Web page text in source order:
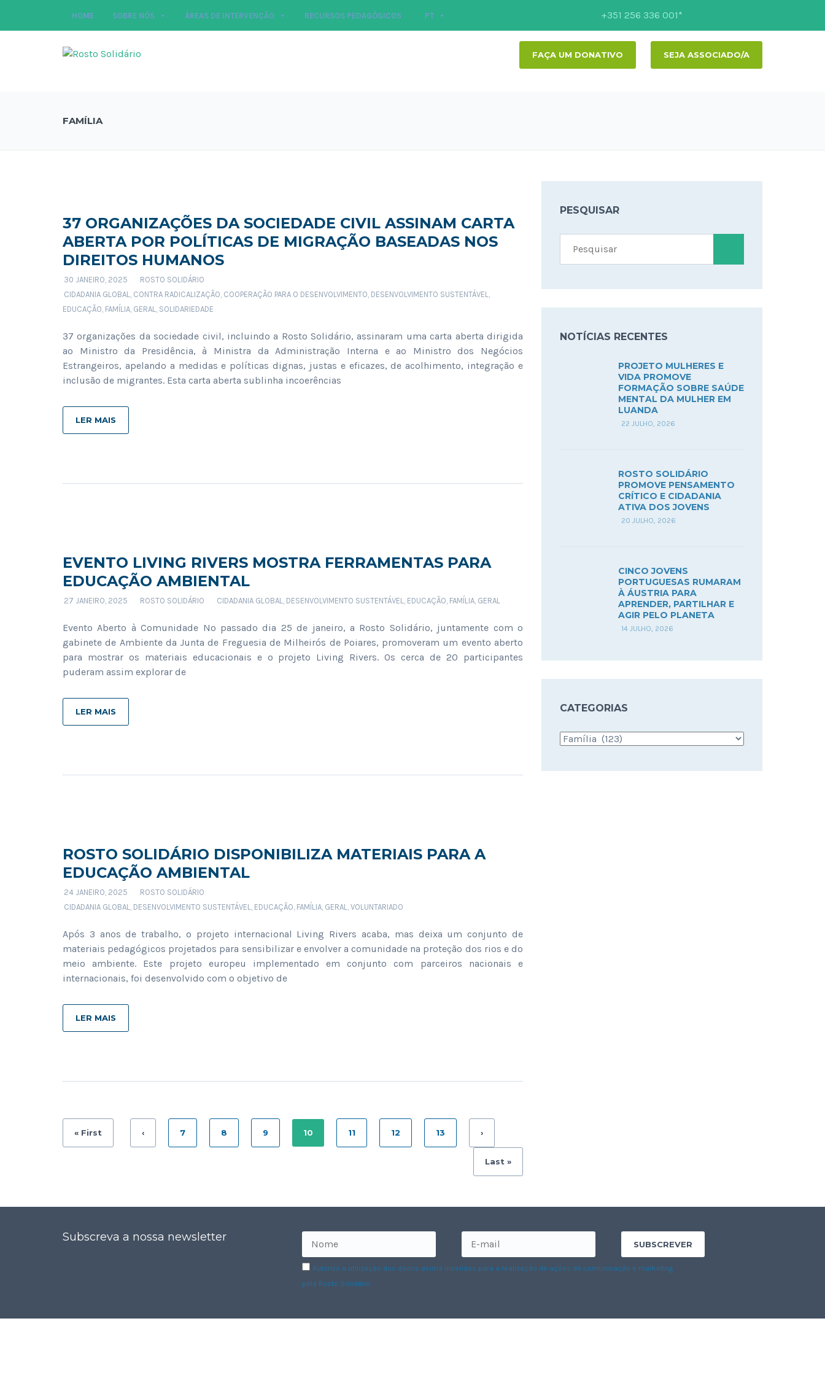
HOME SOBRE NÓS ÁREAS DE INTERVENÇÃO RECURSOS PEDAGÓGICOS PT +351 256 336 001*
FAÇA UM DONATIVO SEJA ASSOCIADO/A
FAMÍLIA
37 ORGANIZAÇÕES DA SOCIEDADE CIVIL ASSINAM CARTA
ABERTA POR POLÍTICAS DE MIGRAÇÃO BASEADAS NOS
DIREITOS HUMANOS
30 JANEIRO, 2025
ROSTO SOLIDÁRIO
CIDADANIA GLOBAL, CONTRA RADICALIZAÇÃO, COOPERAÇÃO PARA O DESENVOLVIMENTO, DESENVOLVIMENTO SUSTENTÁVEL,
EDUCAÇÃO, FAMÍLIA, GERAL, SOLIDARIEDADE
37 organizações da sociedade civil, incluindo a Rosto Solidário, assinaram uma carta aberta dirigida
ao Ministro da Presidência, à Ministra da Administração Interna e ao Ministro dos Negócios
Estrangeiros, apelando a medidas e políticas dignas, justas e eficazes, de acolhimento, integração e
inclusão de migrantes. Esta carta aberta sublinha incoerências
LER MAIS
EVENTO LIVING RIVERS MOSTRA FERRAMENTAS PARA
EDUCAÇÃO AMBIENTAL
27 JANEIRO, 2025 ROSTO SOLIDÁRIO CIDADANIA GLOBAL, DESENVOLVIMENTO SUSTENTÁVEL, EDUCAÇÃO, FAMÍLIA, GERAL
Evento Aberto à Comunidade No passado dia 25 de janeiro, a Rosto Solidário, juntamente com o
gabinete de Ambiente da Junta de Freguesia de Milheirós de Poiares, promoveram um evento aberto
para mostrar os materiais educacionais e o projeto Living Rivers. Os cerca de 20 participantes
puderam assim explorar de
LER MAIS
ROSTO SOLIDÁRIO DISPONIBILIZA MATERIAIS PARA A
EDUCAÇÃO AMBIENTAL
24 JANEIRO, 2025
ROSTO SOLIDÁRIO
CIDADANIA GLOBAL, DESENVOLVIMENTO SUSTENTÁVEL, EDUCAÇÃO, FAMÍLIA, GERAL, VOLUNTARIADO
Após 3 anos de trabalho, o projeto internacional Living Rivers acaba, mas deixa um conjunto de
materiais pedagógicos projetados para sensibilizar e envolver a comunidade na proteção dos rios e do
meio ambiente. Este projeto europeu implementado em conjunto com parceiros nacionais e
internacionais, foi desenvolvido com o objetivo de
LER MAIS
« First ‹ 7 8 9 10 11 12 13 ›
Last »
PESQUISAR
NOTÍCIAS RECENTES
PROJETO MULHERES E
VIDA PROMOVE
FORMAÇÃO SOBRE SAÚDE
MENTAL DA MULHER EM
LUANDA
22 JULHO, 2026
ROSTO SOLIDÁRIO
PROMOVE PENSAMENTO
CRÍTICO E CIDADANIA
ATIVA DOS JOVENS
20 JULHO, 2026
CINCO JOVENS
PORTUGUESAS RUMARAM
À ÁUSTRIA PARA
APRENDER, PARTILHAR E
AGIR PELO PLANETA
14 JULHO, 2026
CATEGORIAS
Categorias
Subscreva a nossa newsletter
Autorizo a utilização dos dados acima inseridos para a realização de ações de comunicação e marketing
pela Rosto Solidário.